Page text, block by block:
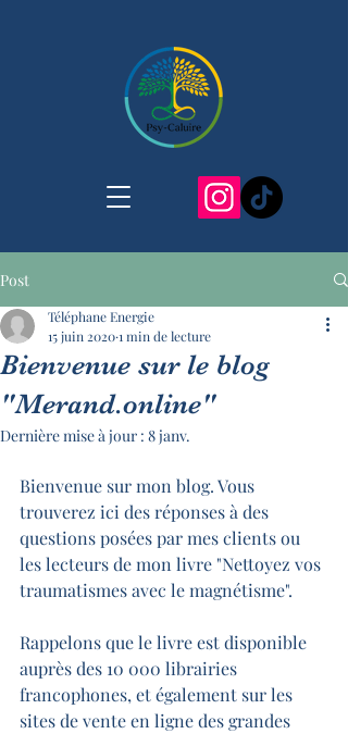
Post
Bienvenue sur le blog
"Merand.online"
Téléphane Energie
15 juin 20201 min de lecture
Dernière mise à jour : 8 janv.
Bienvenue sur mon blog. Vous
trouverez ici des réponses à des
questions posées par mes clients ou
les lecteurs de mon livre "Nettoyez vos
traumatismes avec le magnétisme".
Rappelons que le livre est disponible
auprès des 10 000 librairies
francophones, et également sur les
sites de vente en ligne des grandes